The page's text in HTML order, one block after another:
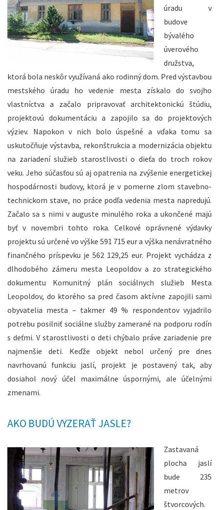
úradu v
budove
bývalého
úverového
družstva,
ktorá bola neskôr využívaná ako rodinný dom. Pred výstavbou
mestského úradu ho vedenie mesta získalo do svojho
vlastníctva a začalo pripravovať architektonickú štúdiu,
projektovú dokumentáciu a zapojilo sa do projektových
výziev. Napokon v nich bolo úspešné a vďaka tomu sa
uskutočňuje výstavba, rekonštrukcia a modernizácia objektu
na zariadení služieb starostlivosti o dieťa do troch rokov
veku. Jeho súčasťou sú aj opatrenia na zvýšenie energetickej
hospodárnosti budovy, ktorá je v pomerne zlom stavebno-
technickom stave, no práce podľa vedenia mesta napredujú.
Začalo sa s nimi v auguste minulého roka a ukončené majú
byť v novembri tohto roka. Celkové oprávnené výdavky
projektu sú určené vo výške 591 715 eur a výška nenávratného
finančného príspevku je 562 129,25 eur. Projekt vychádza z
dlhodobého zámeru mesta Leopoldov a zo strategického
dokumentu Komunitný plán sociálnych služieb Mesta
Leopoldov, do ktorého sa pred časom aktívne zapojili sami
obyvatelia mesta – takmer 49 % respondentov vyjadrilo
potrebu posilniť sociálne služby zamerané na podporu rodín
s deťmi. V starostlivosti o deti chýbalo práve zariadenie pre
najmenšie deti. Keďže objekt nebol určený pre dnes
navrhovanú funkciu jaslí, projekt je postavený tak, aby
dosiahol nový účel maximálne úspornými, ale účelnými
zmenami.
AKO BUDÚ VYZERAŤ JASLE?
Zastavaná
plocha jaslí
bude 235
metrov
štvorcových.